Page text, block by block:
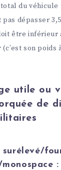
du véhicule
dépasser
être inférieur
son poids
utile ou
de
: